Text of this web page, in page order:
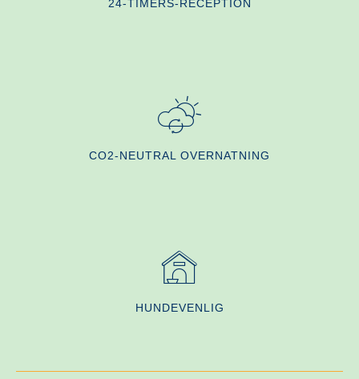
24-TIMERS-RECEPTION
CO2-NEUTRAL OVERNATNING
HUNDEVENLIG